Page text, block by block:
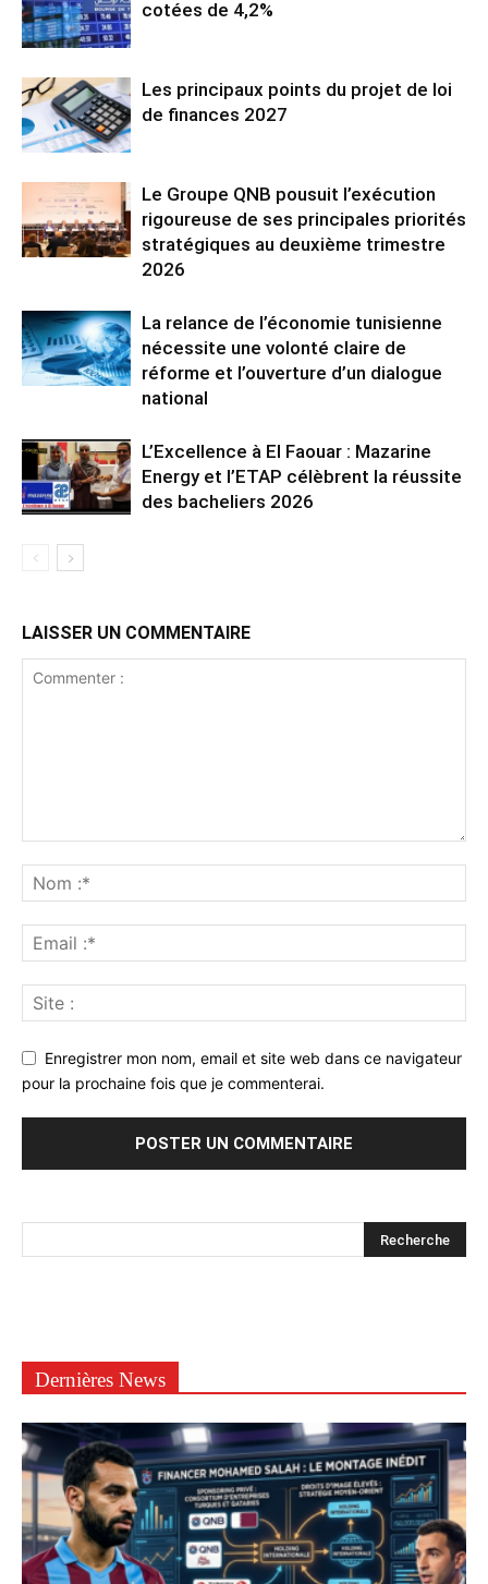
cotées de 4,2%
Les principaux points du projet de loi
de finances 2027
Le Groupe QNB pousuit l’exécution
rigoureuse de ses principales priorités
stratégiques au deuxième trimestre
2026
La relance de l’économie tunisienne
nécessite une volonté claire de
réforme et l’ouverture d’un dialogue
national
L’Excellence à El Faouar : Mazarine
Energy et l’ETAP célèbrent la réussite
des bacheliers 2026
LAISSER UN COMMENTAIRE
Enregistrer mon nom, email et site web dans ce navigateur
pour la prochaine fois que je commenterai.
Dernières News